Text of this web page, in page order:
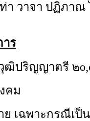
วาจา ปฏิภาณ
าร
ริญญาตรี ๒
คม
ย เฉพาะกรณีเ